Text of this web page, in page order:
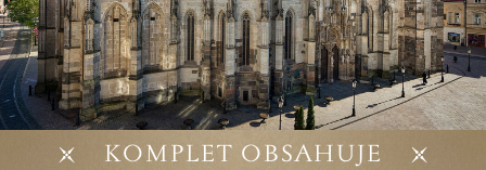
KOMPLET OBSAHUJE